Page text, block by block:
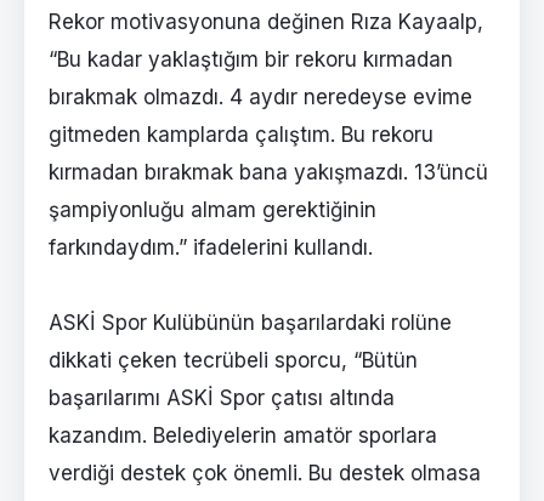
Rekor motivasyonuna değinen Rıza Kayaalp,
“Bu kadar yaklaştığım bir rekoru kırmadan
bırakmak olmazdı. 4 aydır neredeyse evime
gitmeden kamplarda çalıştım. Bu rekoru
kırmadan bırakmak bana yakışmazdı. 13’üncü
şampiyonluğu almam gerektiğinin
farkındaydım.” ifadelerini kullandı.
ASKİ Spor Kulübünün başarılardaki rolüne
dikkati çeken tecrübeli sporcu, “Bütün
başarılarımı ASKİ Spor çatısı altında
kazandım. Belediyelerin amatör sporlara
verdiği destek çok önemli. Bu destek olmasa